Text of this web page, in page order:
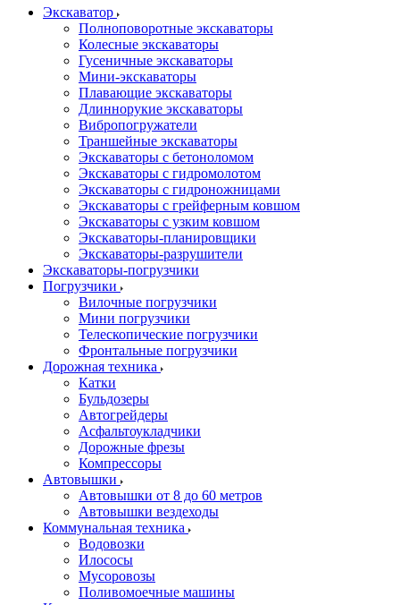
Экскаватор
Полноповоротные экскаваторы
Колесные экскаваторы
Гусеничные экскаваторы
Мини-экскаваторы
Плавающие экскаваторы
Длиннорукие экскаваторы
Вибропогружатели
Траншейные экскаваторы
Экскаваторы с бетоноломом
Экскаваторы с гидромолотом
Экскаваторы с гидроножницами
Экскаваторы с грейферным ковшом
Экскаваторы с узким ковшом
Экскаваторы-планировщики
Экскаваторы-разрушители
Экскаваторы-погрузчики
Погрузчики
Вилочные погрузчики
Мини погрузчики
Телескопические погрузчики
Фронтальные погрузчики
Дорожная техника
Катки
Бульдозеры
Автогрейдеры
Асфальтоукладчики
Дорожные фрезы
Компрессоры
Автовышки
Автовышки от 8 до 60 метров
Автовышки вездеходы
Коммунальная техника
Водовозки
Илососы
Мусоровозы
Поливомоечные машины